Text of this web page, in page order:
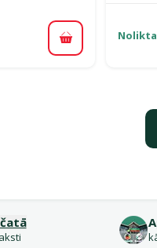
Pievienot